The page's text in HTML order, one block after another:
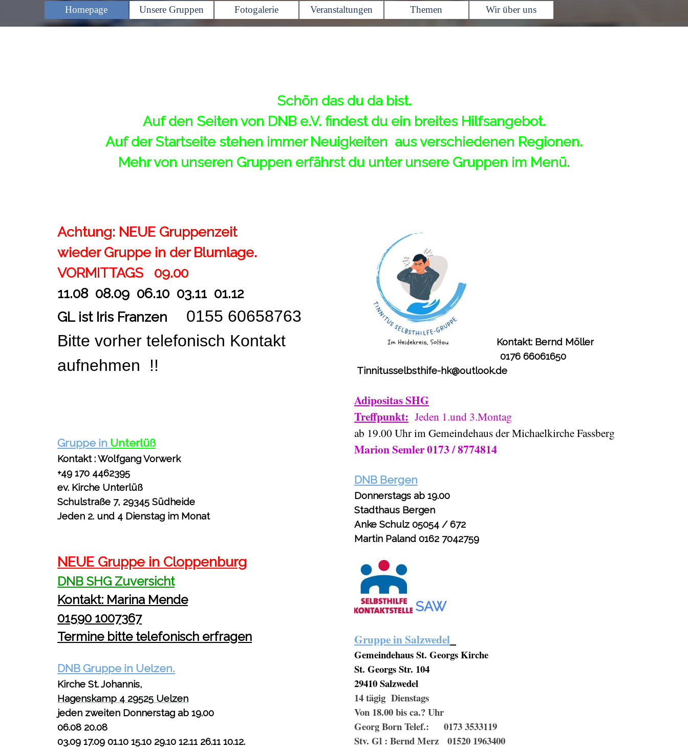
Menü überspringen
Homepage Unsere Gruppen ▼
Fotogalerie ▼
Veranstaltungen ▼
Themen ▼
Wir über uns
Schön das du da bist.
Auf den Seiten von DNB e.V. findest du ein breites Hilfsangebot.
Auf der Startseite stehen immer Neuigkeiten aus verschiedenen Regionen.
Mehr von unseren Gruppen erfährst du unter unsere Gruppen im Menü.
Kontakt: Bernd Möller
0176 66061650
Tinnitusselbsthife-hk@outlook.de
Adipositas SHG
Treffpunkt: Jeden 1.und 3.Montag
ab 19.00 Uhr imGemeindehaus derMichaelkirche Fassberg
Marion Semler0173 / 8774814
DNB Bergen
Donnerstags ab 19.00
Stadthaus Bergen
Anke Schulz 05054 / 672
Martin Paland 0162 7042759
SAW
Gruppe in Salzwedel
Gemeindehaus St. Georgs Kirche
St. Georgs Str. 104
29410 Salzwedel
14 tägig Dienstags
Von 18.00 bis ca.? Uhr
Georg Born Telef.: 0173 3533119
Stv. Gl : Bernd Merz 01520 1963400
Achtung: NEUE Gruppenzeit
wieder Gruppe in der Blumlage.
VORMITTAGS 09.00
11.08 08.09 06.10 03.11 01.12
GL ist Iris Franzen
0155 60658763
Bitte vorher telefonisch Kontakt
aufnehmen !!
Gruppe in Unterlüß
Kontakt : Wolfgang Vorwerk
+49 170 4462395
ev. Kirche Unterlüß
Schulstraße 7, 29345 Südheide
Jeden 2. und 4 Dienstag im Monat
NEUE Gruppe in Cloppenburg
DNB SHG Zuversicht
Kontakt: Marina Mende
01590 1007367
Termine bitte telefonisch erfragen
DNB Gruppe in Uelzen.
Kirche St. Johannis,
Hagenskamp 4 29525 Uelzen
jeden zweiten Donnerstag ab 19.00
06.08 20.08
03.09 17.09 01.10 15.10 29.10 12.11 26.11 10.12.